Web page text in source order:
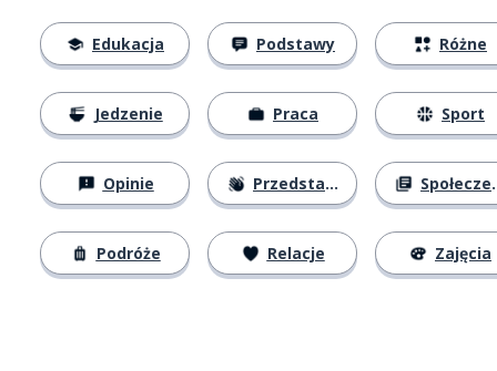
Edukacja
Jedzenie
Opinie
Podróże
Podstawy
Praca
Przedstawianie się
Relacje
Różne
Sport
Społeczeństwo
Zajęcia